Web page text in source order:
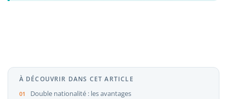
À DÉCOUVRIR DANS CET ARTICLE
Double nationalité : les avantages